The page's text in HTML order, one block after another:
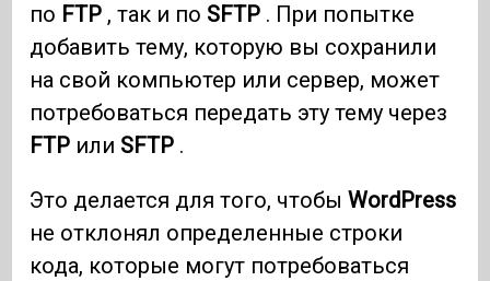
по FTP , так и по SFTP . При попытке
добавить тему, которую вы сохранили
на свой компьютер или сервер, может
потребоваться передать эту тему через
FTP или SFTP .
Это делается для того, чтобыWordPress
не отклонял определенные строки
кода, которые могут потребоваться